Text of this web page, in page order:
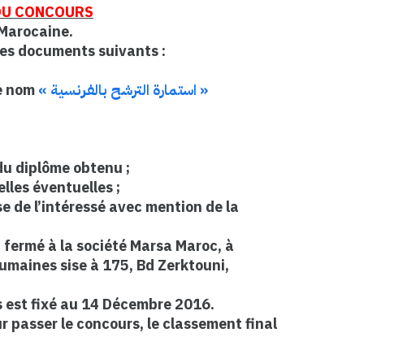
CONCOURS
documents suivants :
nom
« استمارة الترشح بالفرنسية »
diplôme obtenu ;
éventuelles ;
de l’intéressé avec mention de la
à la société Marsa Maroc, à
sise à 175, Bd Zerktouni,
fixé au 14 Décembre 2016.
passer le concours, le classement final